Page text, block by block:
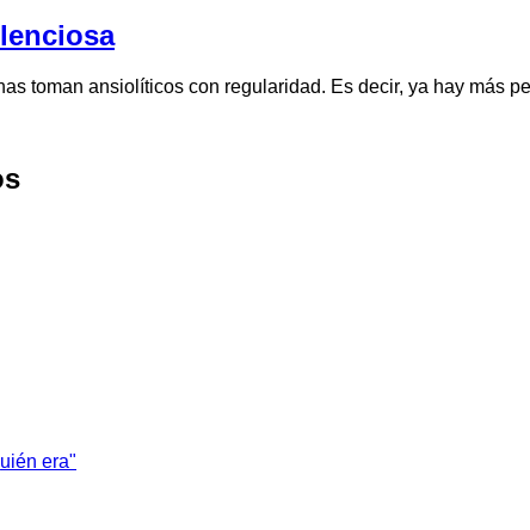
toman ansiolíticos con regularidad. Es decir, ya hay más
era"